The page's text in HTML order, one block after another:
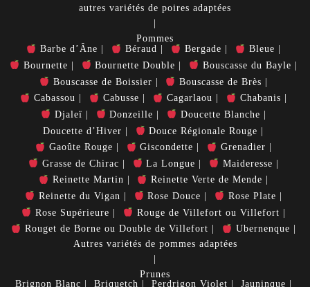
autres variétés de poires adaptées
Pommes
Barbe d’Âne
Béraud Bergade
Bleue
Bournette
Bournette Double
Bouscasse du Bayle
Bouscasse de Boissier
Bouscasse de Brès
Cabassou
Cabusse Cagarlaou
Chabanis
Djaleï
Donzeille
Doucette Blanche
Doucette d’Hiver
Douce Régionale Rouge
Gaoûte Rouge
Giscondette
Grenadier
Grasse de Chirac
La Longue
Maideresse
Reinette Martin
Reinette Verte de Mende
Reinette du Vigan
Rose Douce
Rose Plate
Rose Supérieure
Rouge de Villefort ou Villefort
Rouget de Borne ou Double de Villefort
Ubernenque
Autres variétés de pommes adaptées
Prunes
Brignon Blanc
Briquetch Perdrigon Violet Jauninque